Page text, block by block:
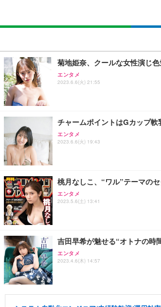
菊地姫奈、クールな女性演じ
エンタメ
2023.6.6(火) 21:55
チャームポイントはGカップ
エンタメ
2023.6.6(火) 19:43
桃月なしこ、“ワル”テーマの
エンタメ
2023.5.6(土) 13:41
吉田早希が魅せる“オトナの
エンタメ
2023.4.6(木) 14:57